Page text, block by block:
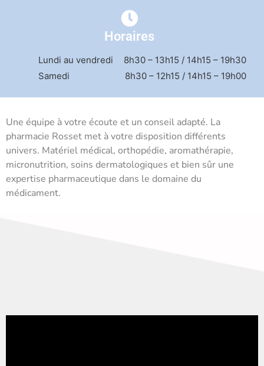
Horaires
Lundi au vendredi
8h30 – 13h15 / 14h15 – 19h30
Samedi
8h30 – 12h15 / 14h15 – 19h00
Une équipe à votre écoute et un conseil adapté. La
pharmacie Rosset met à votre disposition différents
univers. Matériel médical, orthopédie, aromathérapie,
micronutrition, soins dermatologiques et bien sûr une
expertise pharmaceutique dans le domaine du
médicament.